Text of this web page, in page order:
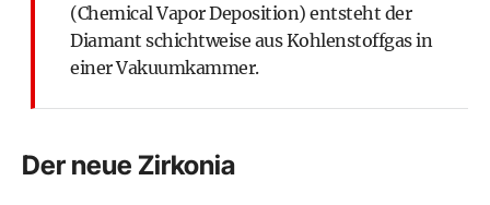
(Chemical Vapor Deposition) entsteht der
Diamant schichtweise aus Kohlenstoffgas in
einer Vakuumkammer.
Der neue Zirkonia